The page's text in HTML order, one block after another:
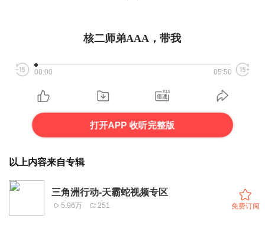
核二师弟AAA，带我
00:00 05:50
打开APP 收听完整版
以上内容来自专辑
三角洲行动-天霸蛇视频专区
5.96万 251 免费订阅